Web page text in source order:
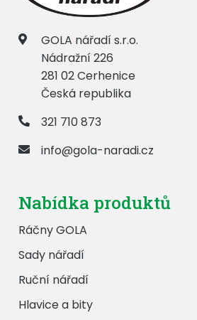
GOLA nářadí s.r.o.
Nádražní 226
281 02 Cerhenice
Česká republika
321 710 873
info@gola-naradi.cz
Nabídka produktů
Ráčny GOLA
Sady nářadí
Ruční nářadí
Hlavice a bity